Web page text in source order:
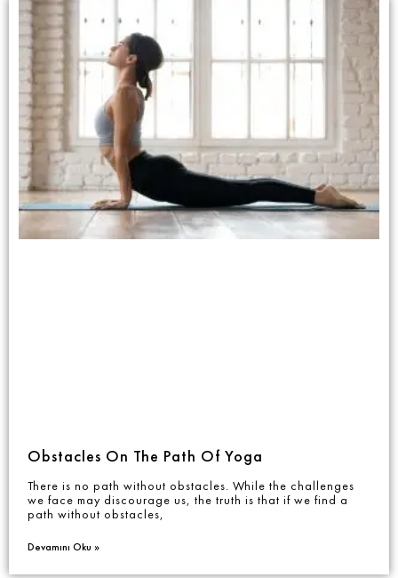
Obstacles On The Path Of Yoga
There is no path without obstacles. While the challenges
we face may discourage us, the truth is that if we find a
path without obstacles,
Devamını Oku »